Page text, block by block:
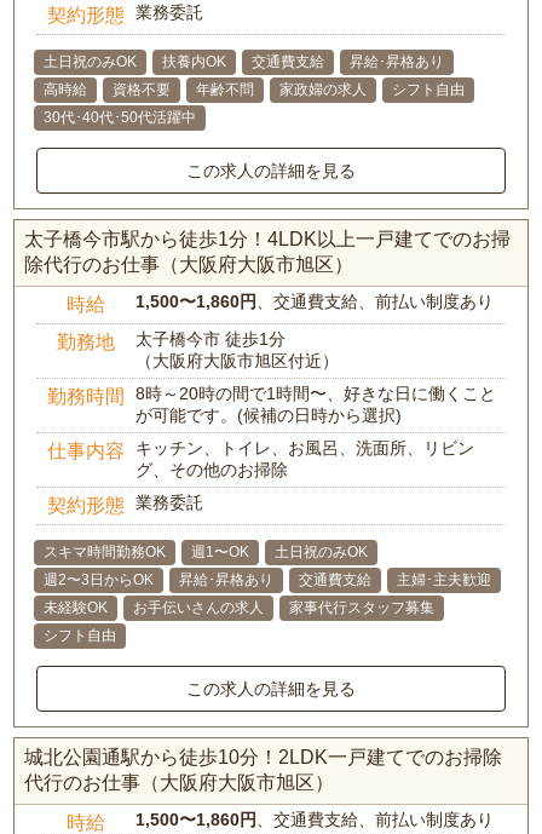
契約形態 業務委託
土日祝のみOK 扶養内OK 交通費支給
昇給･昇格あり
高時給
資格不要 年齢不問 家政婦の求人
シフト自由
30代･40代･50代活躍中
この求人の詳細を見る
太子橋今市駅から徒歩1分！4LDK以上一戸建てでのお掃
除代行のお仕事（大阪府大阪市旭区）
時給 1,500〜1,860円 、交通費支給、前払い制度あり
勤務地
太子橋今市 徒歩1分
（大阪府大阪市旭区付近）
勤務時間
8時～20時の間で1時間〜、好きな日に働くこと
が可能です。(候補の日時から選択)
仕事内容
キッチン、トイレ、お風呂、洗面所、リビン
グ、その他のお掃除
契約形態 業務委託
スキマ時間勤務OK 週1〜OK
土日祝のみOK
週2〜3日からOK
昇給･昇格あり 交通費支給
主婦･主夫歓迎
未経験OK
お手伝いさんの求人
家事代行スタッフ募集
シフト自由
この求人の詳細を見る
城北公園通駅から徒歩10分！2LDK一戸建てでのお掃除
代行のお仕事（大阪府大阪市旭区）
時給 1,500〜1,860円 、交通費支給、前払い制度あり